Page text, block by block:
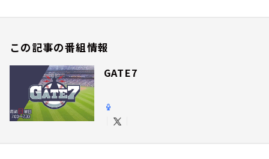
この記事の番組情報
GATE7